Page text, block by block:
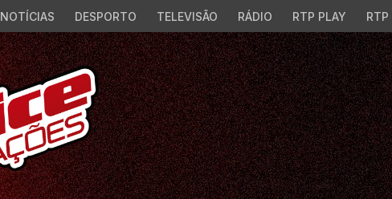
NOTÍCIAS DESPORTO TELEVISÃO RÁDIO RTP PLAY RTP